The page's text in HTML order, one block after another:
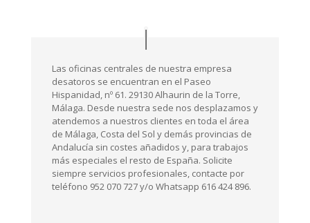
Las oficinas centrales de nuestra empresa
desatoros se encuentran en el Paseo
Hispanidad, nº 61. 29130 Alhaurin de la Torre,
Málaga. Desde nuestra sede nos desplazamos y
atendemos a nuestros clientes en toda el área
de Málaga, Costa del Sol y demás provincias de
Andalucía sin costes añadidos y, para trabajos
más especiales el resto de España. Solicite
siempre servicios profesionales, contacte por
teléfono 952 070 727 y/o Whatsapp 616 424 896.